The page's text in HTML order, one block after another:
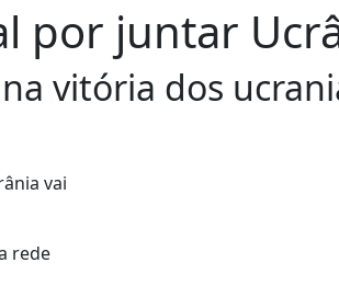
por juntar
vitória dos
vai
rede